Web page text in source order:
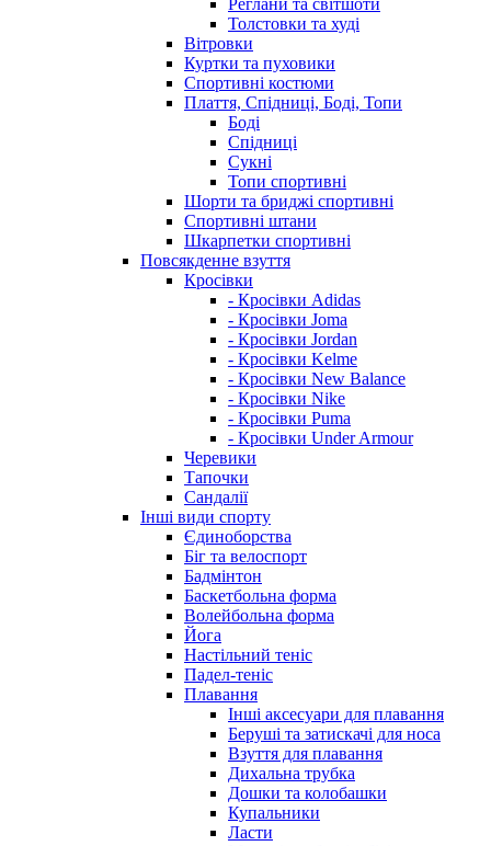
Реглани та світшоти
Толстовки та худі
Вітровки
Куртки та пуховики
Спортивні костюми
Плаття, Спідниці, Боді, Топи
Боді
Спідниці
Сукні
Топи спортивні
Шорти та бриджі спортивні
Спортивні штани
Шкарпетки спортивні
Повсякденне взуття
Кросівки
- Кросівки Adidas
- Кросівки Joma
- Кросівки Jordan
- Кросівки Kelme
- Кросівки New Balance
- Кросівки Nike
- Кросівки Puma
- Кросівки Under Armour
Черевики
Тапочки
Сандалії
Інші види спорту
Єдиноборства
Біг та велоспорт
Бадмінтон
Баскетбольна форма
Волейбольна форма
Йога
Настільний теніс
Падел-теніс
Плавання
Інші аксесуари для плавання
Беруші та затискачі для носа
Взуття для плавання
Дихальна трубка
Дошки та колобашки
Купальники
Ласти